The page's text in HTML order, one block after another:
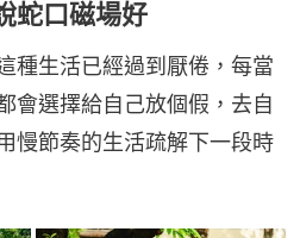
蛇口磁場好
種生活已經過到厭倦，每當
會選擇給自己放個假，去自
慢節奏的生活疏解下一段時